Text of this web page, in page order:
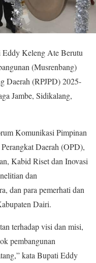
Keleng Ate Berutu
(Musrenbang)
Daerah (RPJPD) 2025-
Jambe, Sidikalang,
Komunikasi Pimpinan
Daerah (OPD),
Kabid Riset dan Inovasi
dan
dan para pemerhati dan
Dairi.
terhadap visi dan misi,
pembangunan
kata Bupati Eddy